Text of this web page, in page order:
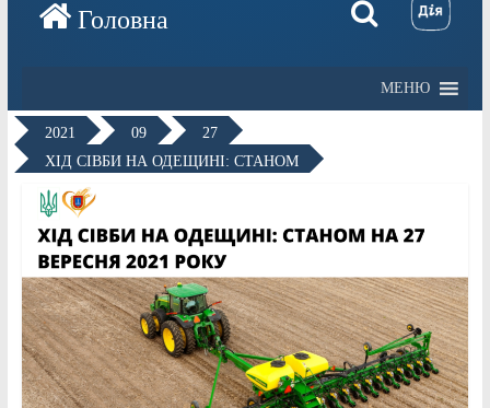
МЕНЮ
2021 09
27
ХІД СІВБИ НА ОДЕЩИНІ: СТАНОМ